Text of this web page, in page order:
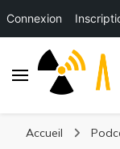
Connexion
Accueil